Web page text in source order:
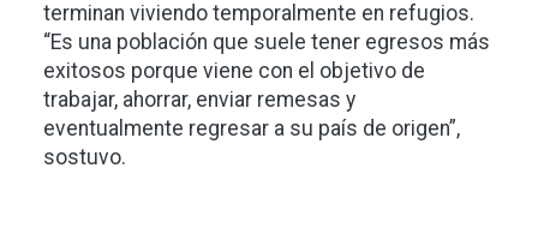
terminan viviendo temporalmente en refugios.
“Es una población que suele tener egresos más
exitosos porque viene con el objetivo de
trabajar, ahorrar, enviar remesas y
eventualmente regresar a su país de origen”,
sostuvo.